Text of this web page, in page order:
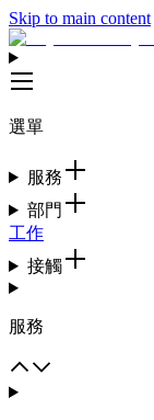
Skip to main content
選單
服務
部門
工作
接觸
服務